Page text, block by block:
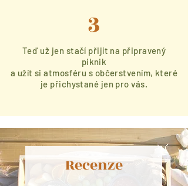
3
Teď už jen stačí přijít na připravený
piknik
a užít si atmosféru s občerstvením, které
je přichystané jen pro vás.
Recenze